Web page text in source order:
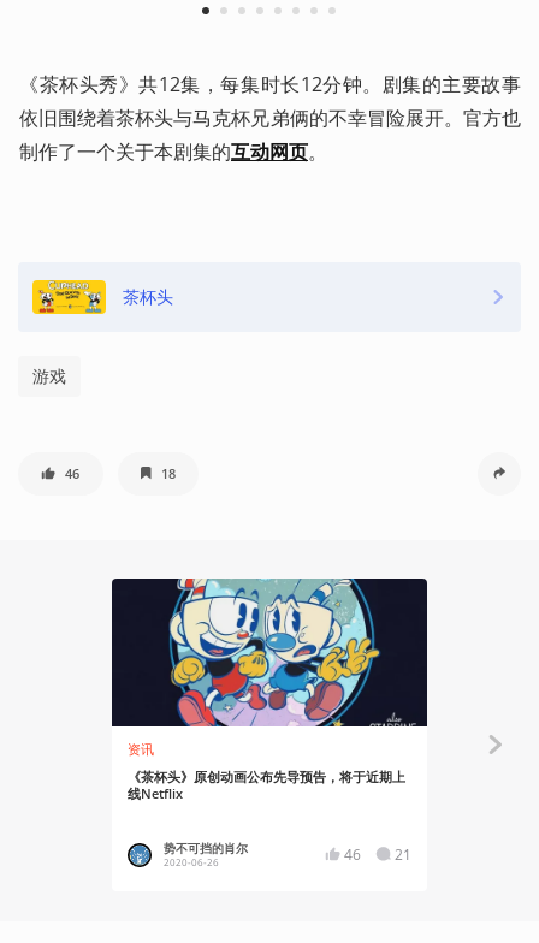
1 2 3 4 5 6 7 8
《茶杯头秀》共12集，每集时长12分钟。剧集的主要故事
依旧围绕着茶杯头与马克杯兄弟俩的不幸冒险展开。官方也
制作了一个关于本剧集的互动网页。
茶杯头
游戏
46 18
资讯
《茶杯头》原创动画公布先导预告，将于近期上
线Netflix
势不可挡的肖尔
2020-06-26 46 21